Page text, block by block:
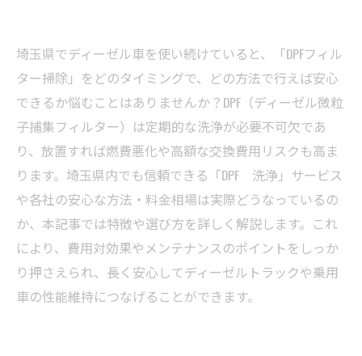
埼玉県でディーゼル車を使い続けていると、「DPFフィル
ター掃除」をどのタイミングで、どの方法で行えば安心
できるか悩むことはありませんか？DPF（ディーゼル微粒
子捕集フィルター）は定期的な洗浄が必要不可欠であ
り、放置すれば燃費悪化や高額な交換費用リスクも高ま
ります。埼玉県内でも信頼できる「DPF 洗浄」サービス
や各社の安心な方法・料金相場は実際どうなっているの
か、本記事では特徴や選び方を詳しく解説します。これ
により、費用対効果やメンテナンスのポイントをしっか
り押さえられ、長く安心してディーゼルトラックや乗用
車の性能維持につなげることができます。